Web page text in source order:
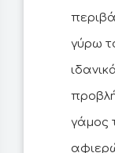
γύρω
γάμος